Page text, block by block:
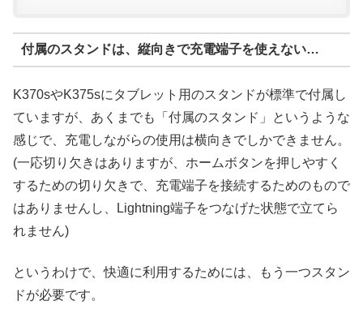
付属のスタンドは、縦向きで充電端子を使えない…
K370sやK375sにタブレット用のスタンドが標準で付属し
ていますが、あくまでも「付属のスタンド」というような
感じで、充電しながらの使用は横向きでしかできません。
(一応切り欠きはありますが、ホームボタンを押しやすく
するための切り欠きで、充電端子を接続するためのもので
はありませんし、Lightning端子をつなげた状態で立てら
れません)
というわけで、快適に利用するためには、もう一つスタン
ドが必要です。